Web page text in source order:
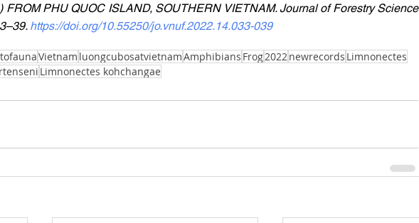
FROM PHU QUOC ISLAND, SOUTHERN VIETNAM. Journal of Forestry Science
https://doi.org/10.55250/jo.vnuf.2022.14.033-039
Vietnam luongcubosatvietnamAmphibians Frog2022 newrecords Limnonectes
Limnonectes kohchangae